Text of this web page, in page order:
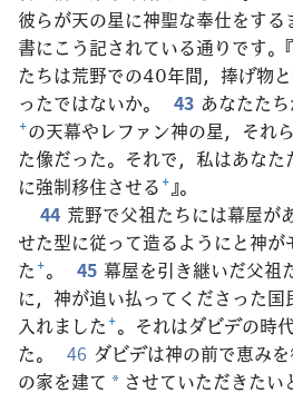
彼らが天の星に神聖な奉仕をする
書にこう記されている通りです。
たちは荒野での40年間，捧げ物
ったではないか。
43 あなたた
+の天幕やレファン神の星，それ
た像だった。それで，私はあなた
に強制移住させる+』。
44 荒野で父祖たちには幕屋が
せた型に従って造るようにと神
た+。 45 幕屋を引き継いだ父祖
に，神が追い払ってくださった国
入れました+。それはダビデの時
た。
46 ダビデは神の前で恵み
の家を建て * させていただきたい